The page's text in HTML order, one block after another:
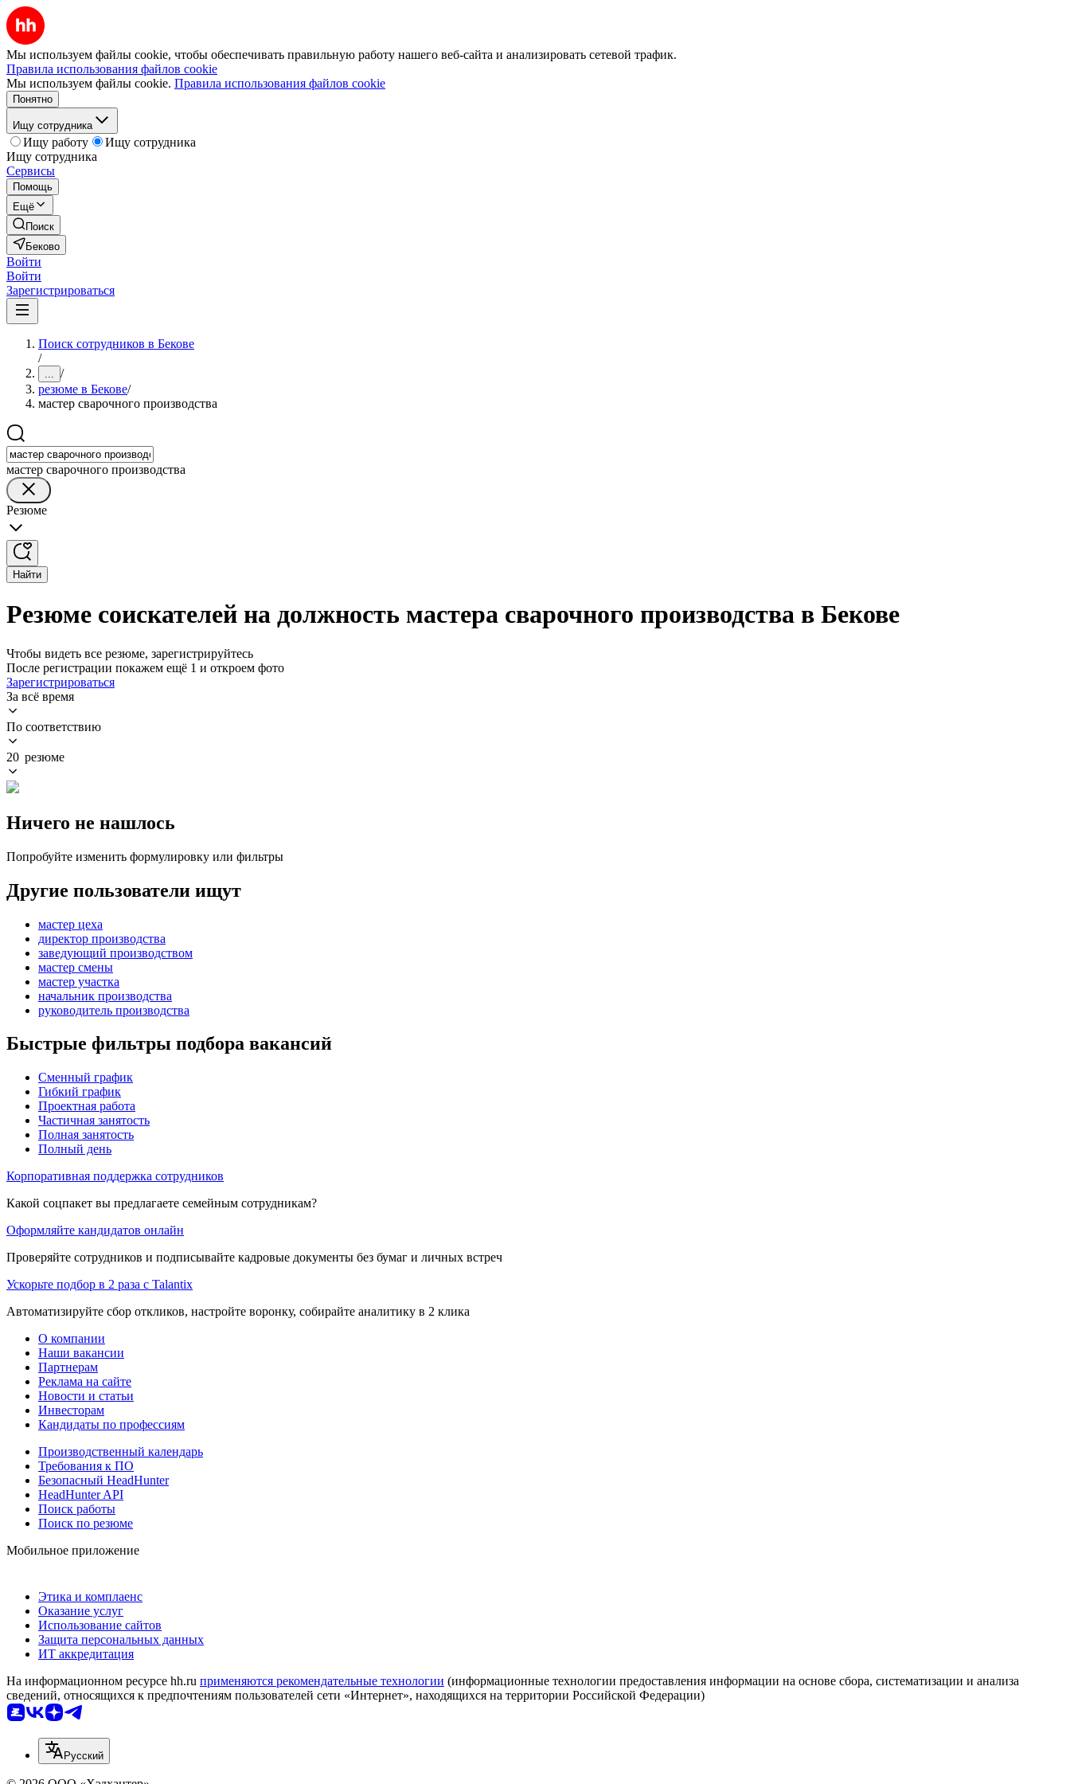
Мы используем файлы cookie, чтобы обеспечивать правильную работу нашего веб-сайта и анализировать сетевой трафик.
Правила использования файлов cookie
Мы используем файлы cookie. Правила использования файлов cookie
Понятно
Ищу сотрудника
Ищу работу
Ищу сотрудника
Ищу сотрудника
Сервисы
Помощь
Ещё
Поиск
Беково
Войти
Войти
Зарегистрироваться
Поиск сотрудников в Бекове
/
... /
резюме в Бекове/
мастер сварочного производства
мастер сварочного производства
Резюме
Найти
Резюме соискателей на должность мастера сварочного производства в Бекове
Чтобы видеть все резюме, зарегистрируйтесь
После регистрации покажем ещё 1 и откроем фото
Зарегистрироваться
За всё время
По соответствию
20 резюме
Ничего не нашлось
Попробуйте изменить формулировку или фильтры
Другие пользователи ищут
мастер цеха
директор производства
заведующий производством
мастер смены
мастер участка
начальник производства
руководитель производства
Быстрые фильтры подбора вакансий
Сменный график
Гибкий график
Проектная работа
Частичная занятость
Полная занятость
Полный день
Корпоративная поддержка сотрудников
Какой соцпакет вы предлагаете семейным сотрудникам?
Оформляйте кандидатов онлайн
Проверяйте сотрудников и подписывайте кадровые документы без бумаг и личных встреч
Ускорьте подбор в 2 раза с Talantix
Автоматизируйте сбор откликов, настройте воронку, собирайте аналитику в 2 клика
О компании
Наши вакансии
Партнерам
Реклама на сайте
Новости и статьи
Инвесторам
Кандидаты по профессиям
Производственный календарь
Требования к ПО
Безопасный HeadHunter
HeadHunter API
Поиск работы
Поиск по резюме
Мобильное приложение
Этика и комплаенс
Оказание услуг
Использование сайтов
Защита персональных данных
ИТ аккредитация
На информационном ресурсе hh.ru применяются рекомендательные технологии (информационные технологии предоставления информации на основе сбора, систематизации и анализа
сведений, относящихся к предпочтениям пользователей сети «Интернет», находящихся на территории Российской Федерации)
Русский